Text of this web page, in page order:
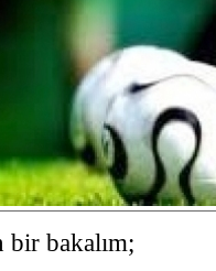
bir bakalım;